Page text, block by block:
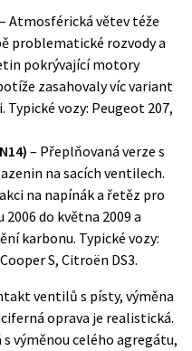
– Atmosférická větev téže
problematické rozvody a
pokrývající motory
zasahovaly víc variant
vozy: Peugeot 207,
– Přeplňovaná verze s
na sacích ventilech.
na napínák a řetěz pro
do května 2009 a
karbonu. Typické vozy:
S, Citroën DS3.
ventilů s písty, výměna
oprava je realistická.
s výměnou celého agregátu,